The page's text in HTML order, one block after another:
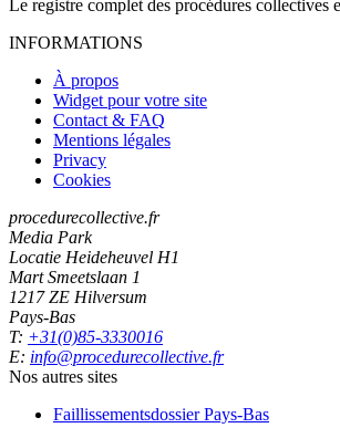
Le registre complet des procédures
INFORMATIONS
À propos
Widget pour votre site
Contact & FAQ
Mentions légales
Privacy
Cookies
procedurecollective.fr
Media Park
Locatie Heideheuvel H1
Mart Smeetslaan 1
1217 ZE Hilversum
Pays-Bas
T: +31(0)85-3330016
E: info@procedurecollective.fr
Nos autres sites
Faillissementsdossier Pays-Bas